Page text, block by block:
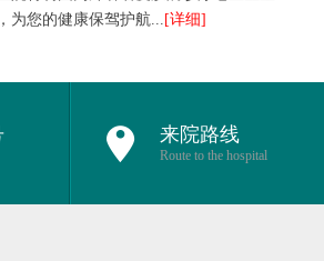
为您的健康保驾护航... [详细]
来院路线
Route to the hospital